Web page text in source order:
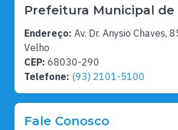
Prefeitura Municipal
Endereço: Av. Dr. Anysio Chaves,
Velho
CEP: 68030-290
Telefone: (93) 2101-5100
Fale Conosco